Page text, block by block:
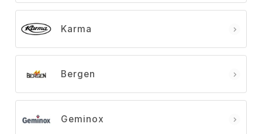
Karma
Bergen
Geminox